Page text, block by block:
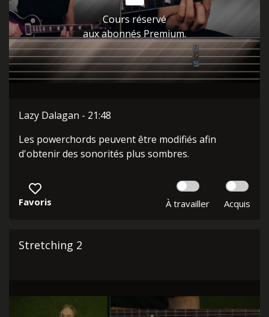
Cours réservé
aux abonnés Premium.
Lazy Dalagan - 21:48
Les powerchords peuvent être modifiés afin
d'obtenir des sonorités plus sombres.
Favoris À travailler Acquis
Stretching 2